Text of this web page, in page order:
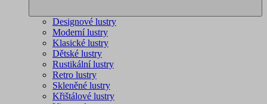
Designové lustry
Moderní lustry
Klasické lustry
Dětské lustry
Rustikální lustry
Retro lustry
Skleněné lustry
Křištálové lustry